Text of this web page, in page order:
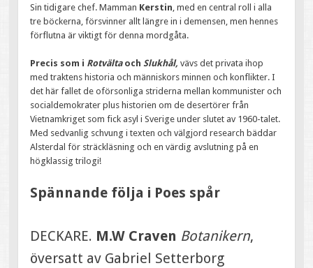
Sin tidigare chef. Mamman Kerstin, med en central roll i alla
tre böckerna, försvinner allt längre in i demensen, men hennes
förflutna är viktigt för denna mordgåta.
Precis som i Rotvälta och Slukhål, vävs det privata ihop
med traktens historia och människors minnen och konflikter. I
det här fallet de oförsonliga striderna mellan kommunister och
socialdemokrater plus historien om de desertörer från
Vietnamkriget som fick asyl i Sverige under slutet av 1960-talet.
Med sedvanlig schvung i texten och välgjord research bäddar
Alsterdal för sträckläsning och en värdig avslutning på en
högklassig trilogi!
Spännande följa i Poes spår
DECKARE. M.W Craven Botanikern,
översatt av Gabriel Setterborg